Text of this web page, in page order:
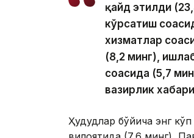
қайд этилди
кўрсатиш
хизматлар
(8,2 минг),
соҳасида (5,7
вазирлик
Ҳудудлар бўйича энг